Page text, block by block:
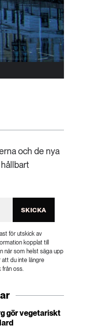
och de nya
SKICKA
för utskick av
kopplat till
när som helst säga upp
du inte längre
från oss.
gör vegetariskt